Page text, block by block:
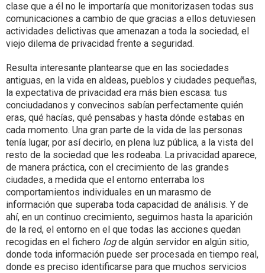
clase que a él no le importaría que monitorizasen todas sus
comunicaciones a cambio de que gracias a ellos detuviesen
actividades delictivas que amenazan a toda la sociedad, el
viejo dilema de privacidad frente a seguridad.
Resulta interesante plantearse que en las sociedades
antiguas, en la vida en aldeas, pueblos y ciudades pequeñas,
la expectativa de privacidad era más bien escasa: tus
conciudadanos y convecinos sabían perfectamente quién
eras, qué hacías, qué pensabas y hasta dónde estabas en
cada momento. Una gran parte de la vida de las personas
tenía lugar, por así decirlo, en plena luz pública, a la vista del
resto de la sociedad que les rodeaba. La privacidad aparece,
de manera práctica, con el crecimiento de las grandes
ciudades, a medida que el entorno enterraba los
comportamientos individuales en un marasmo de
información que superaba toda capacidad de análisis. Y de
ahí, en un continuo crecimiento, seguimos hasta la aparición
de la red, el entorno en el que todas las acciones quedan
recogidas en el fichero logde algún servidor en algún sitio,
donde toda información puede ser procesada en tiempo real,
donde es preciso identificarse para que muchos servicios